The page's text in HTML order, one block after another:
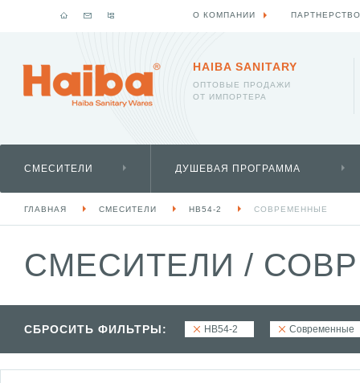
HAIBA SANITARY
ОПТОВЫЕ ПРОДАЖИ
ОТ ИМПОРТЕРА
СМЕСИТЕЛИ ДУШЕВАЯ ПРОГРАММА
ГЛАВНАЯ СМЕСИТЕЛИ HB54-2 СОВРЕМЕННЫЕ
СМЕСИТЕЛИ /
СБРОСИТЬ ФИЛЬТРЫ: HB54-2 Современные
О КОМПАНИИ ПАРТНЕРСТВО